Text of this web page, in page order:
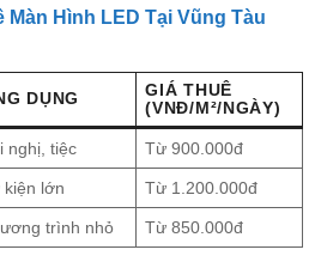
Màn Hình LED Tại Vũng Tàu
DỤNG
GIÁ THUÊ
(VNĐ/M²/NGÀY)
nghị, tiệc Từ 900.000đ
kiện lớn Từ 1.200.000đ
trình nhỏ Từ 850.000đ